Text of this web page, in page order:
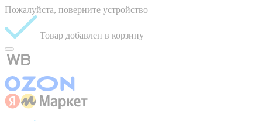
Пожалуйста, поверните устройство
Товар добавлен в корзину